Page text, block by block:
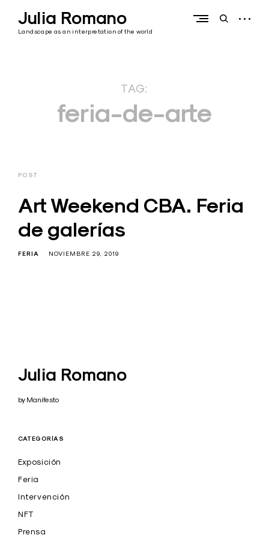
contentJulia Romano
Landscape as an interpretation of the world
openopen
TAG:
feria-de-arte
POST
Art Weekend CBA. Feria
de galerías
FERIA NOVIEMBRE 29, 2019
Julia Romano
by Manifesto
CATEGORÍAS
Exposición
Feria
Intervención
NFT
Prensa